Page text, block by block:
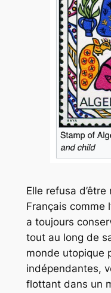
Elle refusa
Français comme
a toujours
tout au long de
monde utopique
indépendantes,
flottant dans un